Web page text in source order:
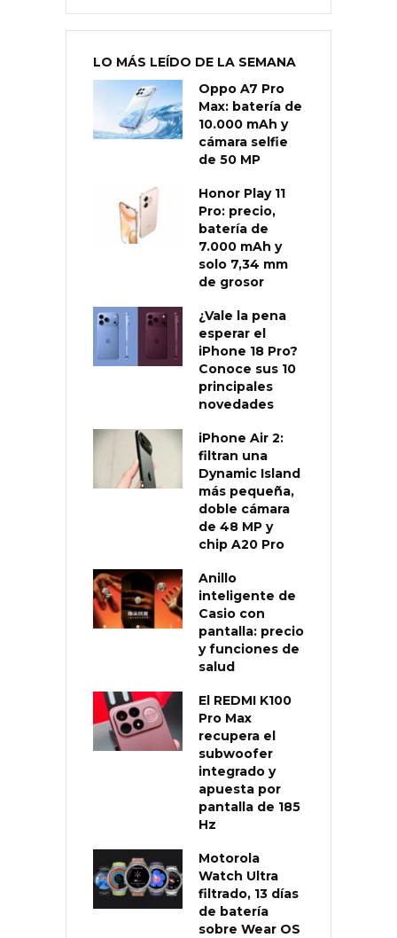
LO MÁS LEÍDO DE LA SEMANA
Oppo A7 Pro
Max: batería de
10.000 mAh y
cámara selfie
de 50 MP
Honor Play 11
Pro: precio,
batería de
7.000 mAh y
solo 7,34 mm
de grosor
¿Vale la pena
esperar el
iPhone 18 Pro?
Conoce sus 10
principales
novedades
iPhone Air 2:
filtran una
Dynamic Island
más pequeña,
doble cámara
de 48 MP y
chip A20 Pro
Anillo
inteligente de
Casio con
pantalla: precio
y funciones de
salud
El REDMI K100
Pro Max
recupera el
subwoofer
integrado y
apuesta por
pantalla de 185
Hz
Motorola
Watch Ultra
filtrado, 13 días
de batería
sobre Wear OS